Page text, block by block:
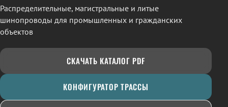
Распределительные, магистральные и литые
шинопроводы для промышленных и гражданских
объектов
СКАЧАТЬ КАТАЛОГ PDF
КОНФИГУРАТОР ТРАССЫ